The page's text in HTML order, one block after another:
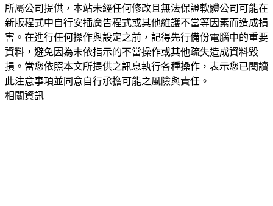
所屬公司提供，本站未經任何修改且無法保證軟體公司可能在
新版程式中自行安插廣告程式或其他維護不當等因素而造成損
害。在進行任何操作與設定之前，記得先行備份電腦中的重要
資料，避免因為未依指示的不當操作或其他疏失造成資料毀
損。當您依照本文所提供之訊息執行各種操作，表示您已閱讀
此注意事項並同意自行承擔可能之風險與責任。
相關資訊